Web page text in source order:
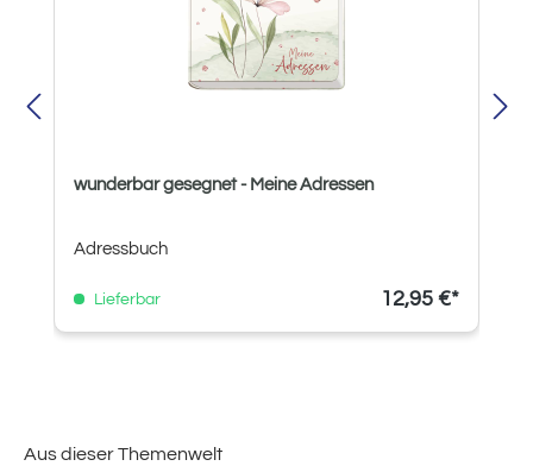
wunderbar gesegnet - Meine Adressen
Adressbuch
Lieferbar 12,95 €*
Aus dieser Themenwelt